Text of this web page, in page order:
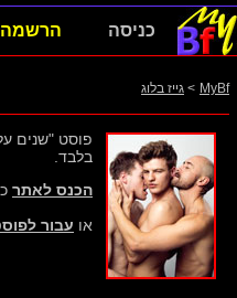
כניסה הרשמה
MyBf
> גייז בלוג
פוסט "שנים
בלבד.
הכנס לאתר
או עבור